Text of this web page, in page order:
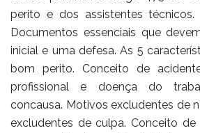
perito e dos assistentes
Documentos essenciais que
inicial e uma defesa. As 5
bom perito. Conceito de
profissional e doença do
concausa. Motivos excludentes de
excludentes de culpa. Conceito